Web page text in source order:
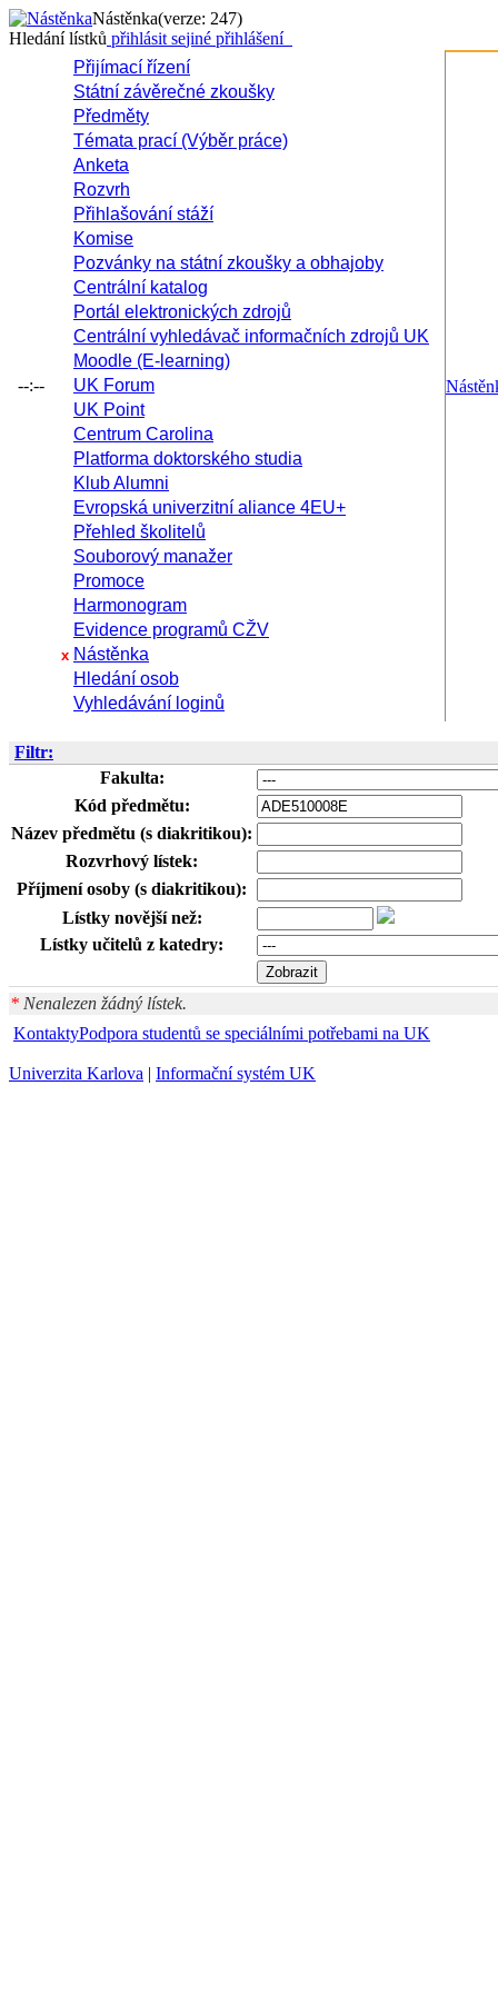
Nástěnka(verze: 247)
Hledání lístků přihlásit sejiné přihlášení
--:--
Přijímací řízení
Státní závěrečné zkoušky
Předměty
Témata prací (Výběr práce)
Anketa
Rozvrh
Přihlašování stáží
Komise
Pozvánky na státní zkoušky a obhajoby
Centrální katalog
Portál elektronických zdrojů
Centrální vyhledávač informačních zdrojů UK
Moodle (E-learning)
UK Forum
UK Point
Centrum Carolina
Platforma doktorského studia
Klub Alumni
Evropská univerzitní aliance 4EU+
Přehled školitelů
Souborový manažer
Promoce
Harmonogram
Evidence programů CŽV
x Nástěnka
Hledání osob
Vyhledávání loginů
Filtr:
Fakulta:
Kód předmětu:
Název předmětu (s diakritikou):
Rozvrhový lístek:
Příjmení osoby (s diakritikou):
Lístky novější než:
Lístky učitelů z katedry:
* Nenalezen žádný lístek.
KontaktyPodpora studentů se speciálními potřebami na UK
Univerzita Karlova | Informační systém UK